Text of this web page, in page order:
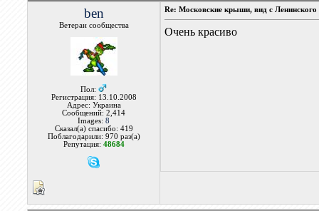
ben
Ветеран сообщества
Пол:
Регистрация: 13.10.2008
Адрес: Украина
Сообщений: 2,414
Images:8
Сказал(а) спасибо: 419
Поблагодарили: 970 раз(а)
Репутация: 48684
Re: Московские крыши, вид с Ленинского
Очень красиво